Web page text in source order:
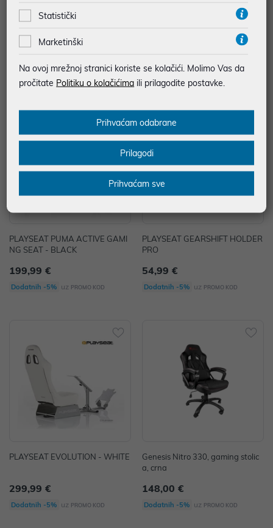
Genesis Nitro 890, gaming stolic
Dodatnih -5% uz PROMO KOD
PLAYSEAT PUMA ACTIVE GAMI
Dodatnih -5% uz PROMO KOD
PLAYSEAT PUMA ACTIVE GAMI
NG SEAT - BLACK
199,99 €
Dodatnih -5% uz PROMO KOD
PLAYSEAT GEARSHIFT HOLDER
PRO
54,99 €
Dodatnih -5% uz PROMO KOD
PLAYSEAT EVOLUTION - WHITE
299,99 €
Dodatnih -5% uz PROMO KOD
Genesis Nitro 330, gaming stolic
a, crna
148,00 €
Dodatnih -5% uz PROMO KOD
Statistički
Marketinški
Na ovoj mrežnoj stranici koriste se kolačići. Molimo Vas da
pročitate Politiku o kolačićima ili prilagodite postavke.
Prihvaćam odabrane
Prilagodi
Prihvaćam sve